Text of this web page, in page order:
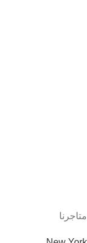
متاجرنا